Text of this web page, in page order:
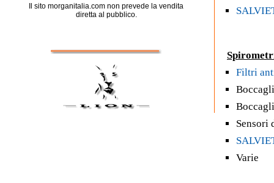
Il sito morganitalia.com non prevede la vendita
diretta al pubblico.
Filtri
Sensori
Varie